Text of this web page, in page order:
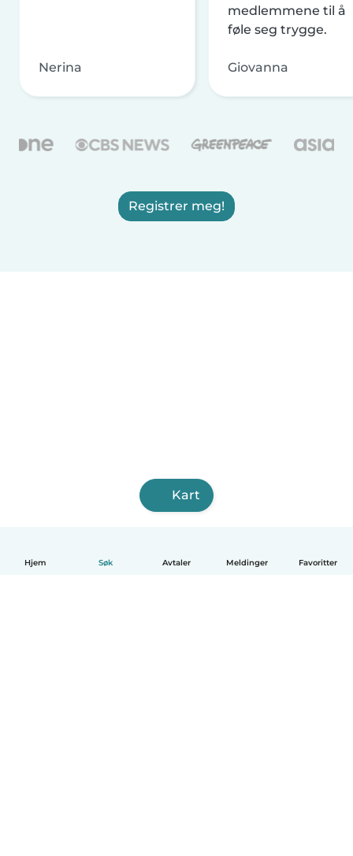
Hjem Søk Avtaler Meldinger Favoritter
Nerina
medlemmene til å
føle seg trygge.
Giovanna
Registrer meg!
Kart